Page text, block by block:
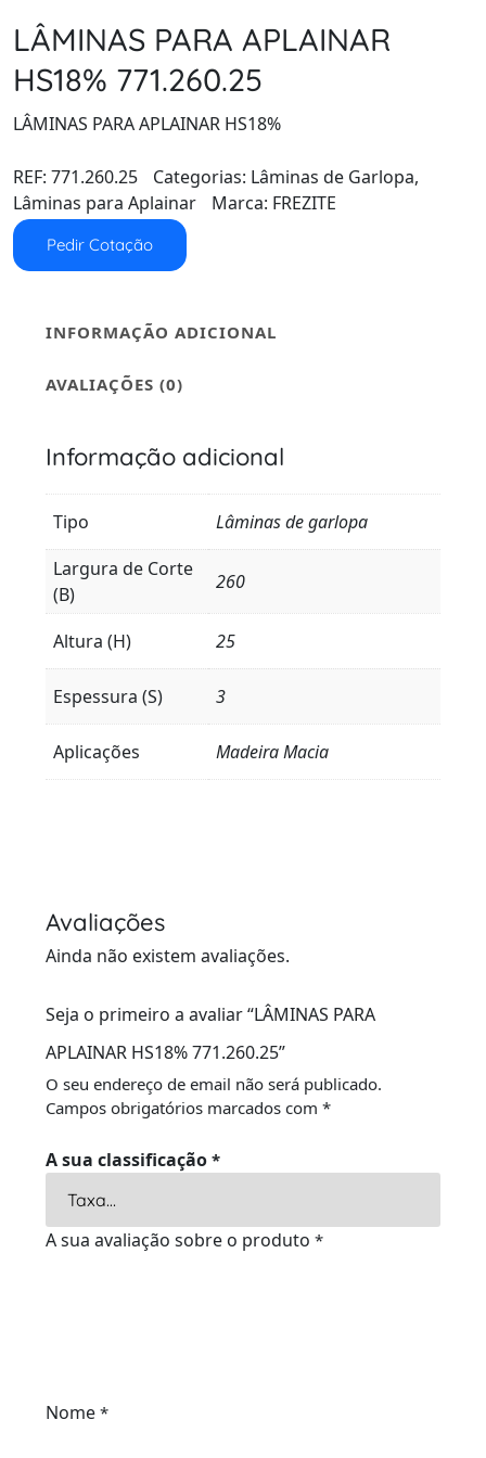
LÂMINAS PARA APLAINAR
HS18% 771.260.25
LÂMINAS PARA APLAINAR HS18%
REF: 771.260.25 Categorias: Lâminas de Garlopa,
Lâminas para Aplainar
Marca: FREZITE
Pedir Cotação
INFORMAÇÃO ADICIONAL
AVALIAÇÕES (0)
Informação adicional
Tipo
Lâminas de garlopa
Largura de Corte
(B)
260
Altura (H) 25
Espessura (S) 3
Aplicações Madeira Macia
Avaliações
Ainda não existem avaliações.
Seja o primeiro a avaliar “LÂMINAS PARA
APLAINAR HS18% 771.260.25”
O seu endereço de email não será publicado.
Campos obrigatórios marcados com *
A sua classificação *
A sua avaliação sobre o produto *
Nome *